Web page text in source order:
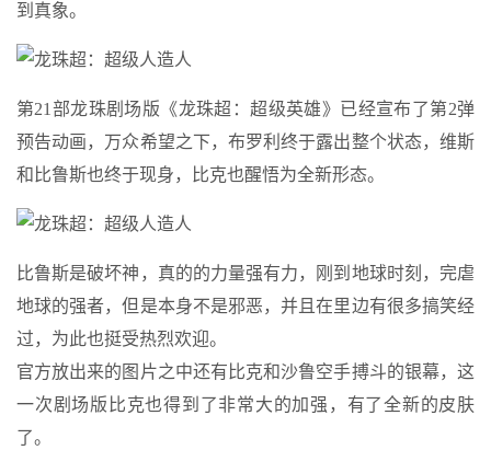
到真象。
第21部龙珠剧场版《龙珠超：超级英雄》已经宣布了第2弹
预告动画，万众希望之下，布罗利终于露出整个状态，维斯
和比鲁斯也终于现身，比克也醒悟为全新形态。
比鲁斯是破坏神，真的的力量强有力，刚到地球时刻，完虐
地球的强者，但是本身不是邪恶，并且在里边有很多搞笑经
过，为此也挺受热烈欢迎。
官方放出来的图片之中还有比克和沙鲁空手搏斗的银幕，这
一次剧场版比克也得到了非常大的加强，有了全新的皮肤
了。